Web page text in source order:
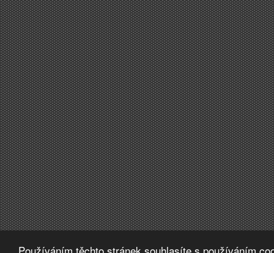
Používáním těchto stránek souhlasíte s používáním